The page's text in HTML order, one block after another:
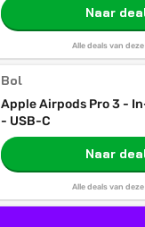
Naar
Alle deals van
Bol
Apple Airpods Pro 3 -
- USB-C
Naar
Alle deals van